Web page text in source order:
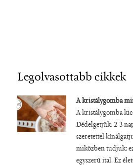
Legolvasottabb cikkek
A kristálygomba
A kristálygomba
Dédelgetjük, 2-3
szeretettel
miközben tudjuk:
egyszerű ital. Ez